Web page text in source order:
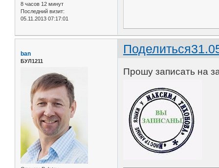
8 часов 12 минут
Последний визит:
05.11.2013 07:17:01
Поделиться
ban
БУЛ1211
Прошу записать на